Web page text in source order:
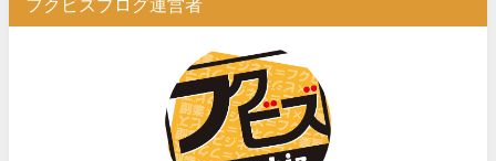
フクビズブログ運営者